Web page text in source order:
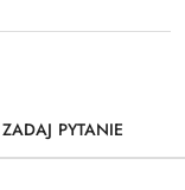
ZADAJ PYTANIE